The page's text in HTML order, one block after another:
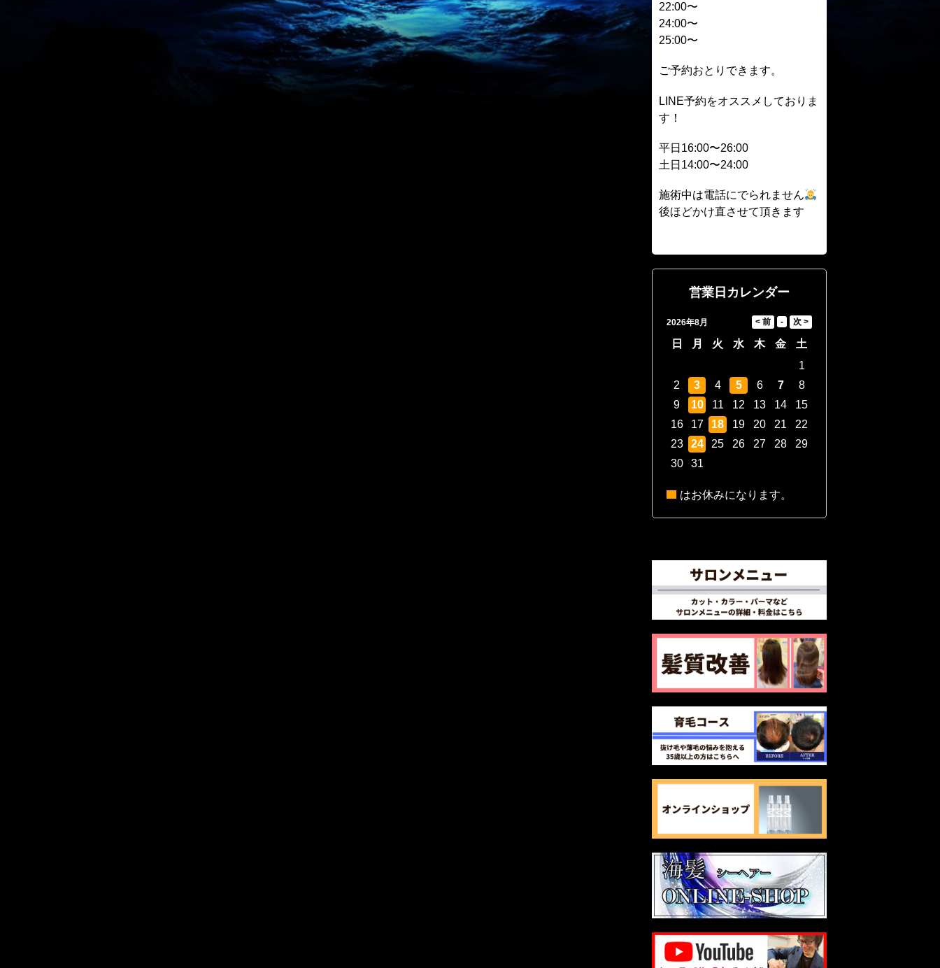
22:00〜
24:00〜
25:00〜
ご予約おとりできます。
LINE予約をオススメしておりま
す！
平日16:00〜26:00
土日14:00〜24:00
施術中は電話にでられません
後ほどかけ直させて頂きます
営業日カレンダー
2026年8月
日 月 火 水 木 金
土
1
2
3 4 5 6 7
8
9
10 11 12 13 14
15
16
17 18 19 20 21
22
23
24 25 26 27 28
29
30
31
はお休みになります。